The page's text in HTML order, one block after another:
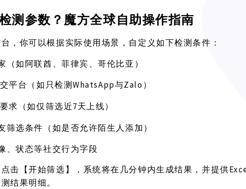
测参数？魔方全球自助操作指南
，你可以根据实际使用场景，自定义如下检测条件：
（如阿联酋、菲律宾、哥伦比亚）
平台（如只检测WhatsApp与Zalo）
求（如仅筛选近7天上线）
筛选条件（如是否允许陌生人添加）
、状态等社交行为字段
击【开始筛选】，系统将在几分钟内生成结果，并提供
结果明细。